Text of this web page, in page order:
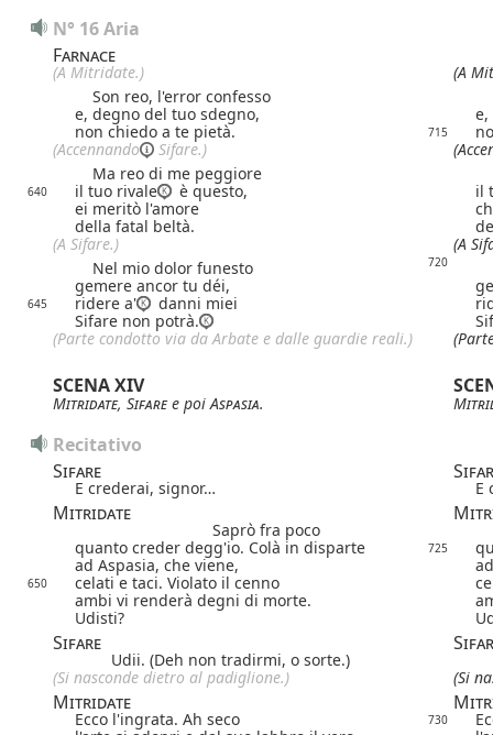
N° 16 Aria
Farnace
(A Mitridate.)
(A
Son reo, l'error confesso
e, degno del tuo sdegno,
e,
non chiedo a te pietà.
715
(Accennando Sifare.) (
Ma reo di me peggiore
640 il tuo rivale è questo,
il
ei meritò l'amore
della fatal beltà.
(A Sifare.)
(A
Nel mio dolor funesto
720
gemere ancor tu déi,
645 ridere a' danni miei
Sifare non potrà.
(Parte condotto via da Arbate e dalle guardie reali.)
SCENA XIV
Mitridate, Sifaree poiAspasia.
Recitativo
Sifare
E crederai, signor… E
Mitridate
Saprò fra poco
quanto creder degg'io. Colà in disparte
725
ad Aspasia, che viene,
650 celati e taci. Violato il cenno
ambi vi renderà degni di morte.
Udisti?
Sifare
Udii. (Deh non tradirmi, o sorte.)
(Si nasconde dietro al padiglione.)
(Si
Mitridate
Ecco l'ingrata. Ah seco 730